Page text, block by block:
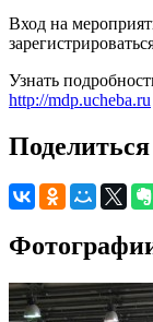
Вход на
Узнать
http://mdp.ucheba.ru